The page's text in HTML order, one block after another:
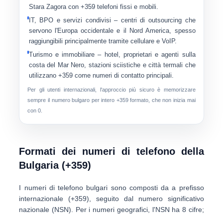
Stara Zagora con +359 telefoni fissi e mobili.
IT, BPO e servizi condivisi – centri di outsourcing che
servono l'Europa occidentale e il Nord America, spesso
raggiungibili principalmente tramite cellulare e VoIP.
Turismo e immobiliare – hotel, proprietari e agenti sulla
costa del Mar Nero, stazioni sciistiche e città termali che
utilizzano +359 come numeri di contatto principali.
Per gli utenti internazionali, l'approccio più sicuro è memorizzare
sempre il numero bulgaro per intero +359formato, che non inizia mai
con 0.
Formati dei numeri di telefono della
Bulgaria (+359)
I numeri di telefono bulgari sono composti da a prefisso
internazionale (+359) , seguito dal numero significativo
nazionale (NSN) . Per i numeri geografici, l'NSN ha 8 cifre;